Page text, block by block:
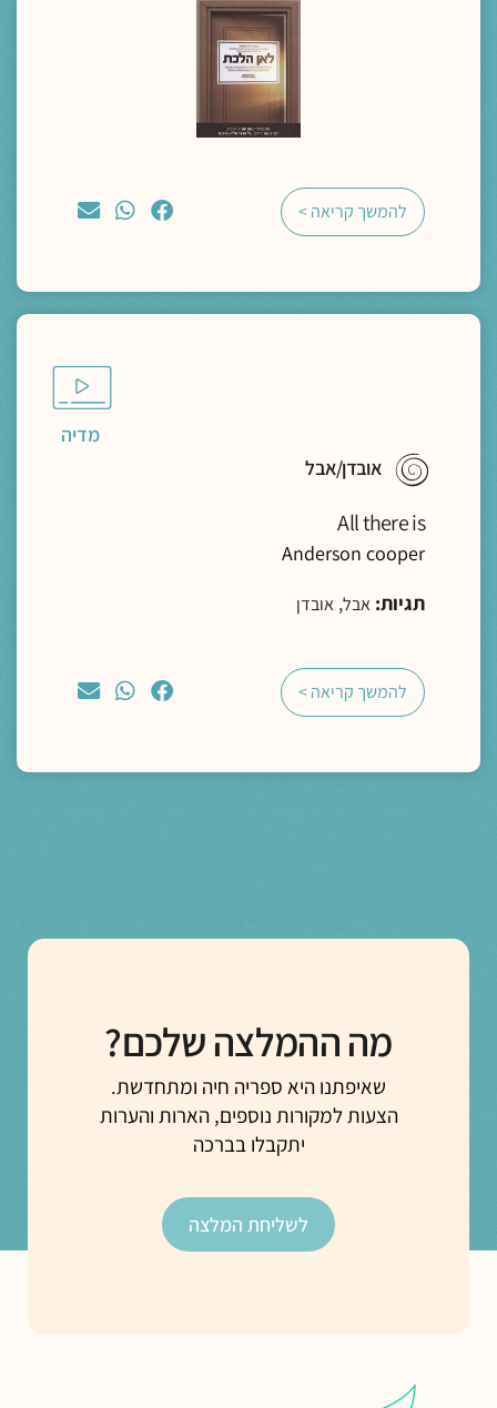
להמשך קריאה >
מדיה
אובדן/אבל
All there is
Anderson cooper
תגיות: אבל, אובדן
להמשך קריאה >
מה ההמלצה שלכם?
שאיפתנו היא ספריה חיה ומתחדשת.
הצעות למקורות נוספים, הארות והערות
יתקבלו בברכה
לשליחת המלצה